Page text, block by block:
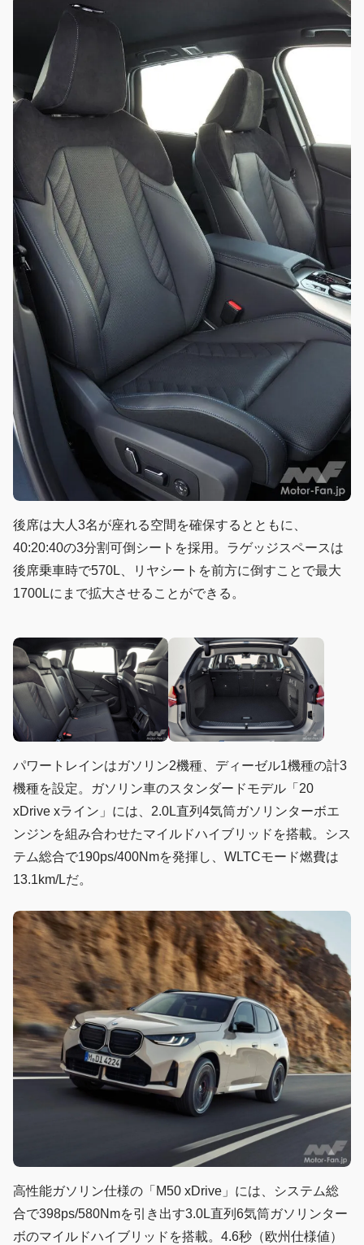
後席は大人3名が座れる空間を確保するとともに、
40:20:40の3分割可倒シートを採用。ラゲッジスペースは
後席乗車時で570L、リヤシートを前方に倒すことで最大
1700Lにまで拡大させることができる。
パワートレインはガソリン2機種、ディーゼル1機種の計3
機種を設定。ガソリン車のスタンダードモデル「20
xDrive xライン」には、2.0L直列4気筒ガソリンターボエ
ンジンを組み合わせたマイルドハイブリッドを搭載。シス
テム総合で190ps/400Nmを発揮し、WLTCモード燃費は
13.1km/Lだ。
高性能ガソリン仕様の「M50 xDrive」には、システム総
合で398ps/580Nmを引き出す3.0L直列6気筒ガソリンター
ボのマイルドハイブリッドを搭載。4.6秒（欧州仕様値）